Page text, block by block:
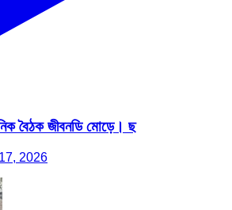
বৈঠক জীবনডি মোড়ে। ছ
2026